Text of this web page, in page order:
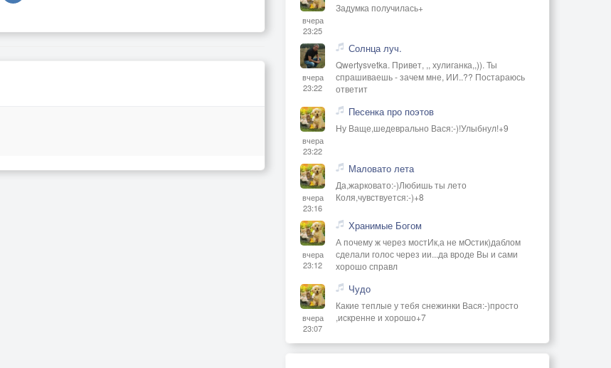
вчера
23:25
Задумка получилась+
вчера
23:22
Солнца луч.
Qwertysvetka. Привет, ,, хулиганка,,)). Ты
спрашиваешь - зачем мне, ИИ..?? Постараюсь
ответит
вчера
23:22
Песенка про поэтов
Ну Ваще,шедеврально Вася:-)!Улыбнул!+9
вчера
23:16
Маловато лета
Да,жарковато:-)Любишь ты лето
Коля,чувствуется:-)+8
вчера
23:12
Хранимые Богом
А почему ж через мостИк,а не мОстик)даблом
сделали голос через ии...да вроде Вы и сами
хорошо справл
вчера
23:07
Чудо
Какие теплые у тебя снежинки Вася:-)просто
,искренне и хорошо+7